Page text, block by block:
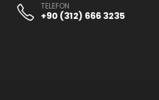
TELEFON
+90 (312) 666 3235